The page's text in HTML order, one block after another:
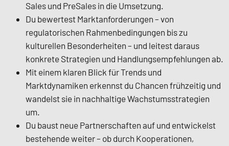
Sales und PreSales in die Umsetzung.
Du bewertest Marktanforderungen – von
regulatorischen Rahmenbedingungen bis zu
kulturellen Besonderheiten – und leitest daraus
konkrete Strategien und Handlungsempfehlungen ab.
Mit einem klaren Blick für Trends und
Marktdynamiken erkennst du Chancen frühzeitig und
wandelst sie in nachhaltige Wachstumsstrategien
um.
Du baust neue Partnerschaften auf und entwickelst
bestehende weiter – ob durch Kooperationen,